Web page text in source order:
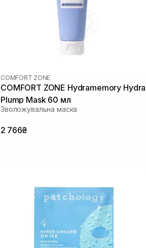
COMFORT ZONE
COMFORT ZONE Hydramemory Hydra
Plump Mask 60 мл
Зволожувальна маска
2 766₴